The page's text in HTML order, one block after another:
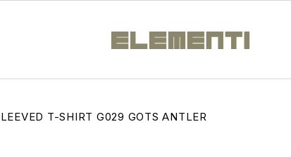
T-SHIRT G029 GOTS ANTLER